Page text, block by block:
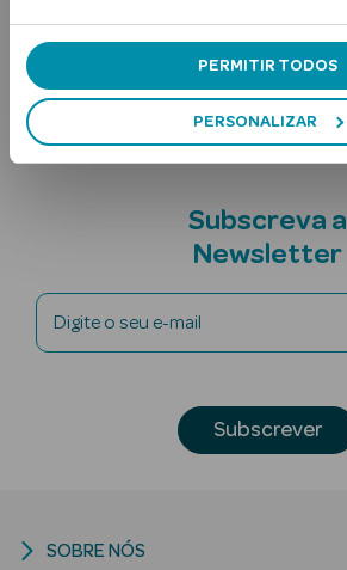
PERMITIR TODOS
PERSONALIZAR
Corpo
Nota adicional
Subscreva a
Newsletter
Digite o seu e-mail
Subscrever
SOBRE NÓS